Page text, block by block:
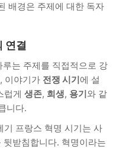
배경은 주제에 대한 독자
연결
루는 주제를 직접적으로 강
이야기가 전쟁 시기에 설
럽게 생존, 희생, 용기와 같
니다.
기 프랑스 혁명 시기는 사
받침합니다. 혁명이라는